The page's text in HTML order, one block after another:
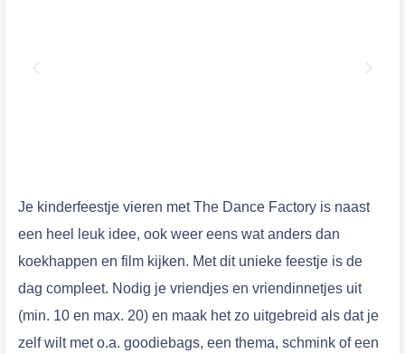
Je kinderfeestje vieren met The Dance Factory is naast
een heel leuk idee, ook weer eens wat anders dan
koekhappen en film kijken. Met dit unieke feestje is de
dag compleet. Nodig je vriendjes en vriendinnetjes uit
(min. 10 en max. 20) en maak het zo uitgebreid als dat je
zelf wilt met o.a. goodiebags, een thema, schmink of een